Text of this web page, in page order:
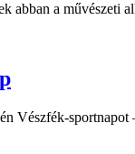
abban a művészeti
Vészfék-sportnapot